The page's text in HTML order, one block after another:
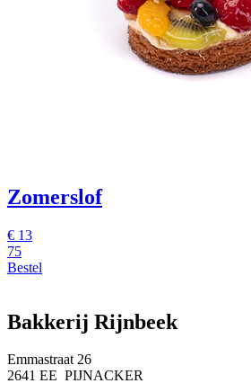
Zomerslof
€ 13
75
Bestel
Bakkerij Rijnbeek
Emmastraat 26
2641 EE PIJNACKER